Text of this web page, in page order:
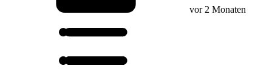
vor 2 Monaten